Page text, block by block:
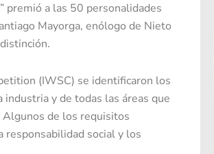
premió a las 50 personalidades
Mayorga, enólogo de Nieto
(IWSC) se identificaron los
y de todas las áreas que
de los requisitos
responsabilidad social y los